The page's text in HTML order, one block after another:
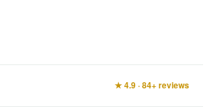
★ 4.9 · 84+ reviews